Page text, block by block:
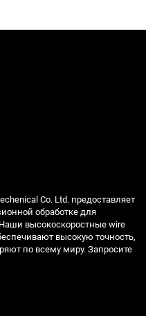
Co. Ltd. предоставляет
обработке для
высокоскоростные wire
высокую точность,
по всему миру. Запросите